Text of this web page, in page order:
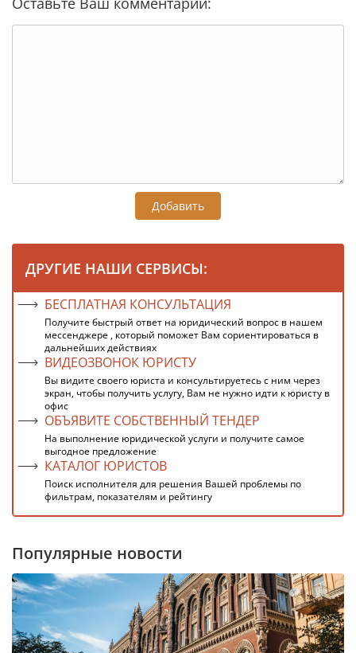
Добавить
ДРУГИЕ НАШИ СЕРВИСЫ:
БЕСПЛАТНАЯ КОНСУЛЬТАЦИЯ
Получите быстрый ответ на юридический вопрос в нашем
мессенджере , который поможет Вам сориентироваться в
дальнейших действиях
ВИДЕОЗВОНОК ЮРИСТУ
Вы видите своего юриста и консультируетесь с ним через
экран, чтобы получить услугу, Вам не нужно идти к юристу в
офис
ОБЪЯВИТЕ СОБСТВЕННЫЙ ТЕНДЕР
На выполнение юридической услуги и получите самое
выгодное предложение
КАТАЛОГ ЮРИСТОВ
Поиск исполнителя для решения Вашей проблемы по
фильтрам, показателям и рейтингу
Популярные новости